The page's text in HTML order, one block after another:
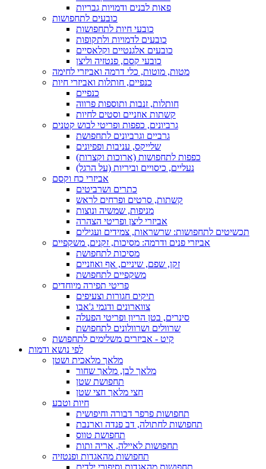
פאות לבנים ודמויות גבריות
כובעים לתחפושות
כובעי חיות לתחפושות
כובעים לדמויות ולתקופות
כובעים אלגנטיים וקלאסיים
כובעי קסם, פנטזיה וליצן
מטות, מוטות, כלי דרמה ואביזרי לחימה
כנפיים, חותלות ואביזרי חיות
כנפיים
חותלות, זנבות ותוספות פרווה
קשתות אוזניים וסטים לחיות
גרביונים, כפפות ופריטי לבוש קטנים
גרביים וגרביונים לתחפושת
שלייקס, עניבות ופפיונים
כפפות לתחפושות (ארוכות וקצרות)
נעליים, כיסויים וביריות (על הרגל)
אביזרי כח וקסם
כתרים ושרביטים
קשתות, סרטים ופרחים לראש
מניפות, שמשיה ונוצות
אביזרי ליצן ופריטי הצהרה
תכשיטים לתחפושות: שרשראות, צמידים ועגילים
אביזרי פנים ודרמה: מסיכות, זקנים, משקפיים
מסיכות לתחפושת
זקן, שפם, שיניים, אף ואוזניים
משקפיים לתחפושת
פריטי תפירה מיוחדים
תיקים חגורות וצעיפים
צווארונים ודגמי ג'אבו
סינרים, בטן הריון ופריטי הפעלה
שרוולים ושרוולונים לתחפושת
קיט - אביזרים משלימים לתחפושת
לפי נושא ודמות
מלאך מלאכית ושטן
מלאך לבן, מלאך שחור
תחפושת שטן
חצי מלאך חצי שטן
חיות וטבע
תחפושות פרפר דבורה וחיפושית
תחפושות לחתולה, דב פנדה וארנבת
תחפושת טווס
תחפושות לאיילה, אריה ותות
תחפושות מהאגדות ופנטזיה
תחפושות מהאגדות וסיפורי ילדים